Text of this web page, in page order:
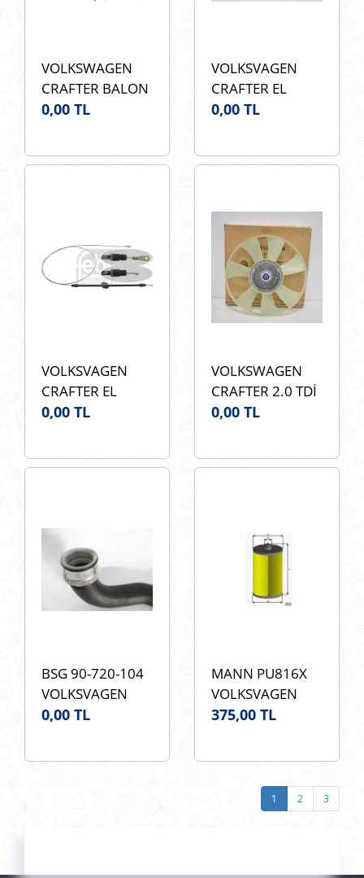
VOLKSWAGEN
CRAFTER BALON
TEKER ARKA
0986495099
0,00 TL
VOLKSVAGEN
CRAFTER EL
FREN TELİ CAVO
0,00 TL
VOLKSVAGEN
CRAFTER EL
FREN TELİ ÖN
0,00 TL
VOLKSWAGEN
CRAFTER 2.0 TDİ
CKUP EURO5
TERMİGİ OEM
0,00 TL
BSG 90-720-104
VOLKSVAGEN
CRAFTER 2.5 BJK
0,00 TL
MANN PU816X
VOLKSVAGEN
CRAFTER 2.5 BJK
2E0127159
375,00 TL
1 2 3